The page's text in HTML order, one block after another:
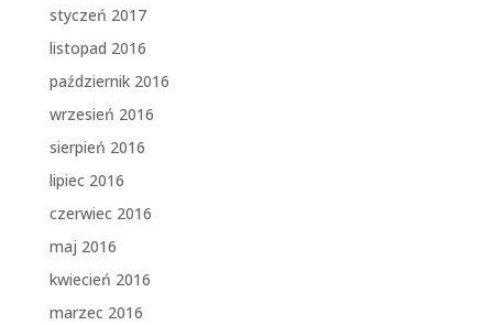
styczeń 2017
listopad 2016
październik 2016
wrzesień 2016
sierpień 2016
lipiec 2016
czerwiec 2016
maj 2016
kwiecień 2016
marzec 2016